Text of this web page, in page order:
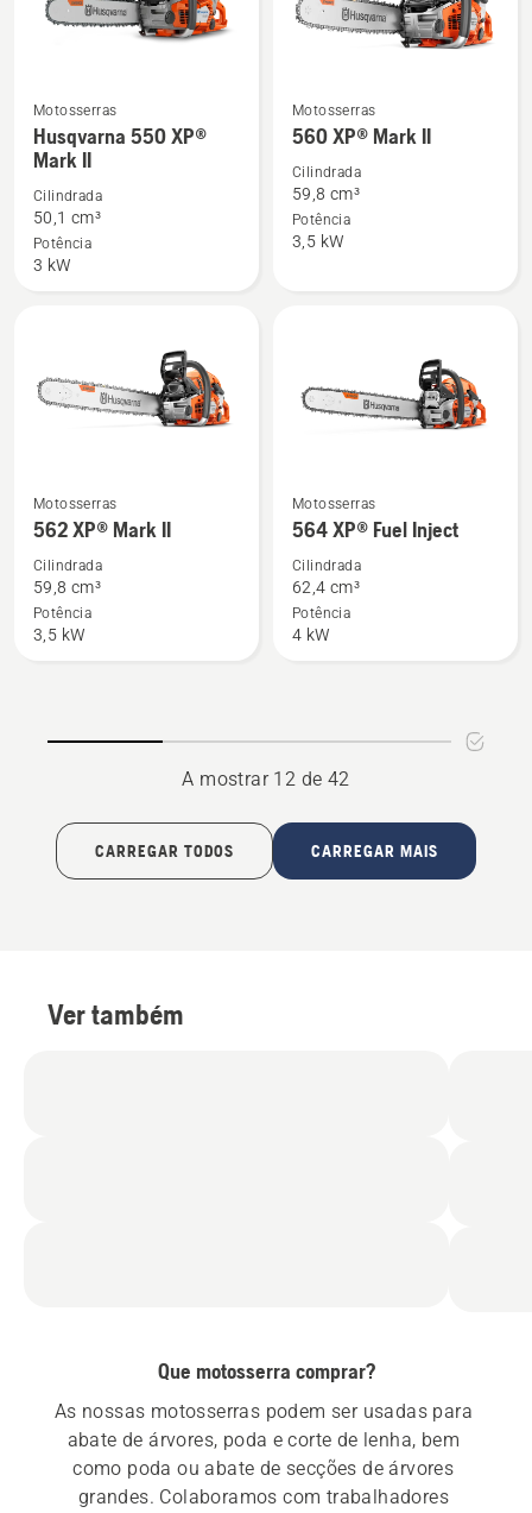
Ver
mais
detalhes
sobre
Husqvarna
550 XP®
Motosserras
Husqvarna 550 XP®
Mark II
Cilindrada
50,1 cm³
Potência
3 kW
Ver
mais
detalhes
sobre
560 XP®
Motosserras
560 XP® Mark II
Cilindrada
59,8 cm³
Potência
3,5 kW
Ver
mais
sobre
562 XP®
Mark
Motosserras
562 XP® Mark II
Cilindrada
59,8 cm³
Potência
3,5 kW
Ver
mais
sobre
564 XP®
Fuel
Motosserras
564 XP® Fuel Inject
Cilindrada
62,4 cm³
Potência
4 kW
A mostrar 12 de 42
CARREGAR TODOS CARREGAR MAIS
Ver também
Que motosserra comprar?
As nossas motosserras podem ser usadas para
abate de árvores, poda e corte de lenha, bem
como poda ou abate de secções de árvores
grandes. Colaboramos com trabalhadores